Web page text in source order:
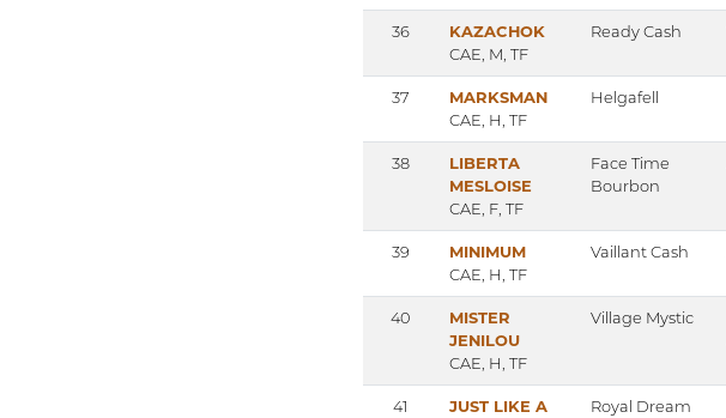
36
KAZACHOK
CAE, M, TF
Ready Cash
37
MARKSMAN
CAE, H, TF
Helgafell
38
LIBERTA
MESLOISE
CAE, F, TF
Face Time
Bourbon
39
MINIMUM
CAE, H, TF
Vaillant Cash
40
MISTER
JENILOU
CAE, H, TF
Village Mystic
41
JUST LIKE A
Royal Dream